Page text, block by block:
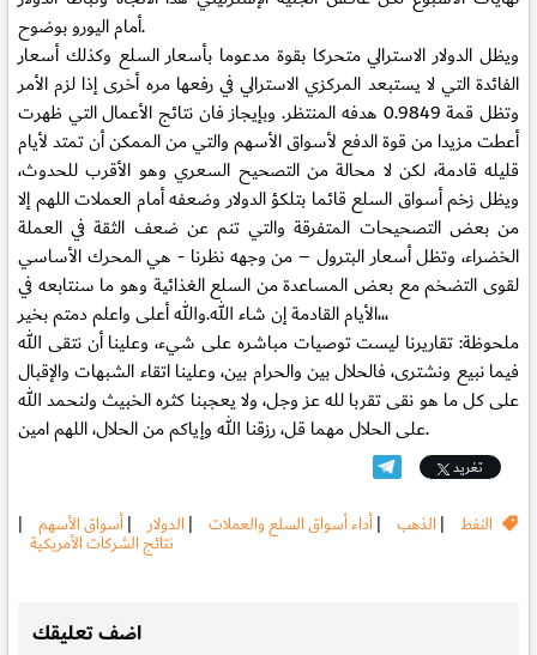
أمام اليورو بوضوح.
ويظل الدولار الاسترالي متحركا بقوة مدعوما بأسعار السلع وكذلك أسعار
الفائدة التي لا يستبعد المركزي الاسترالي في رفعها مره أخرى إذا لزم الأمر
وتظل قمة 0.9849 هدفه المنتظر. وبإيجاز فان نتائج الأعمال التي ظهرت
أعطت مزيدا من قوة الدفع لأسواق الأسهم والتي من الممكن أن تمتد لأيام
قليله قادمة، لكن لا محالة من التصحيح السعري وهو الأقرب للحدوث،
ويظل زخم أسواق السلع قائما بتلكؤ الدولار وضعفه أمام العملات اللهم إلا
من بعض التصحيحات المتفرقة والتي تنم عن ضعف الثقة في العملة
الخضراء، وتظل أسعار البترول – من وجهه نظرنا - هي المحرك الأساسي
لقوى التضخم مع بعض المساعدة من السلع الغذائية وهو ما سنتابعه في
الأيام القادمة إن شاء الله.والله أعلى واعلم دمتم بخير،،،
ملحوظة: تقاريرنا ليست توصيات مباشره على شيء، وعلينا أن نتقى الله
فيما نبيع ونشترى، فالحلال بين والحرام بين، وعلينا اتقاء الشبهات والإقبال
على كل ما هو نقى تقربا لله عز وجل، ولا يعجبنا كثره الخبيث ولنحمد الله
على الحلال مهما قل، رزقنا الله وإياكم من الحلال، اللهم امين.
تغريد
النفط | الذهب |أداء أسواق السلع والعملات | الدولار |أسواق الأسهم |
نتائج الشركات الأمريكية
اضف تعليقك